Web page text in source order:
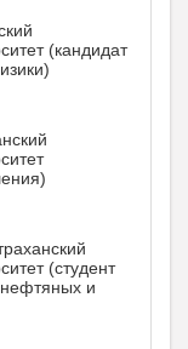
(кандидат
(студент
и